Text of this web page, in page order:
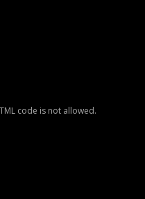
code is not allowed.